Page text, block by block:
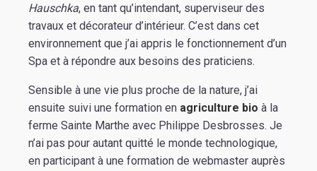
Hauschka, en tant qu’intendant, superviseur des
travaux et décorateur d’intérieur. C’est dans cet
environnement que j’ai appris le fonctionnement d’un
Spa et à répondre aux besoins des praticiens.
Sensible à une vie plus proche de la nature, j’ai
ensuite suivi une formation en agriculture bio à la
ferme Sainte Marthe avec Philippe Desbrosses. Je
n’ai pas pour autant quitté le monde technologique,
en participant à une formation de webmaster auprès